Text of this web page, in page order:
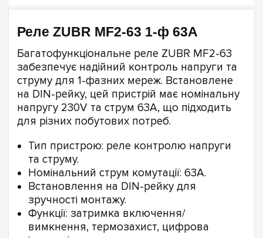
Реле ZUBR MF2-63 1-ф 63A
Багатофункціональне реле ZUBR MF2-63
забезпечує надійний контроль напруги та
струму для 1-фазних мереж. Встановлене
на DIN-рейку, цей пристрій має номінальну
напругу 230V та струм 63A, що підходить
для різних побутових потреб.
Тип пристрою: реле контролю напруги
та струму.
Номінальний струм комутації: 63A.
Встановлення на DIN-рейку для
зручності монтажу.
Функції: затримка включення/
вимкнення, термозахист, цифрова